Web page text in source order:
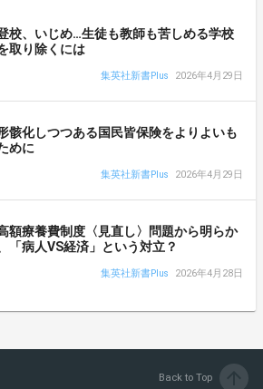
校、いじめ…生徒も教師も苦しめる学校
取り除くには
集英社新書Plus 2026年4月29日
骸化しつつある国民皆保険をよりよいも
めに
集英社新書Plus 2026年4月29日
額療養費制度〈見直し〉問題から明らか
「病人VS経済」という対立？
集英社新書Plus 2026年4月28日
Back to Top